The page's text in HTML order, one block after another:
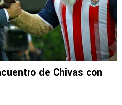
de Chivas con